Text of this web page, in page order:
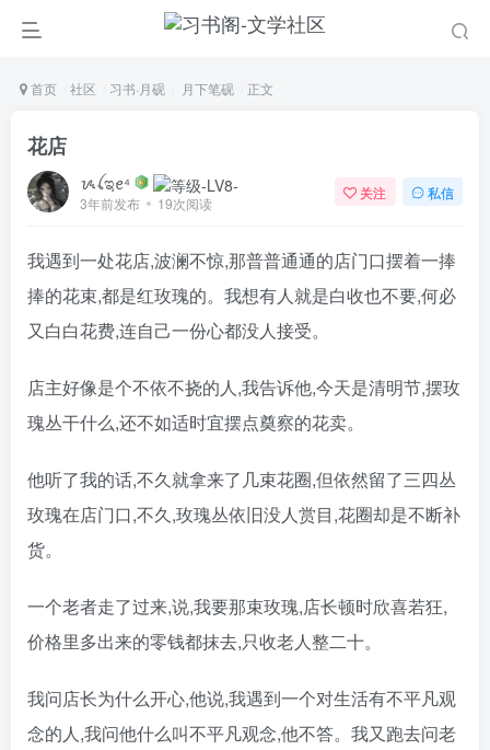
首页 社区 习书·月砚 月下笔砚 正文
花店
ᝰꪶಇꫀ⁴
3年前发布 19次阅读
关注 私信
我遇到一处花店,波澜不惊,那普普通通的店门口摆着一捧
捧的花束,都是红玫瑰的。我想有人就是白收也不要,何必
又白白花费,连自己一份心都没人接受。
店主好像是个不依不挠的人,我告诉他,今天是清明节,摆玫
瑰丛干什么,还不如适时宜摆点奠察的花卖。
他听了我的话,不久就拿来了几束花圈,但依然留了三四丛
玫瑰在店门口,不久,玫瑰丛依旧没人赏目,花圈却是不断补
货。
一个老者走了过来,说,我要那束玫瑰,店长顿时欣喜若狂,
价格里多出来的零钱都抹去,只收老人整二十。
我问店长为什么开心,他说,我遇到一个对生活有不平凡观
念的人,我问他什么叫不平凡观念,他不答。我又跑去问老